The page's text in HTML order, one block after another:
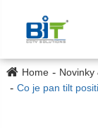
Home Novinky
Co je pan tilt